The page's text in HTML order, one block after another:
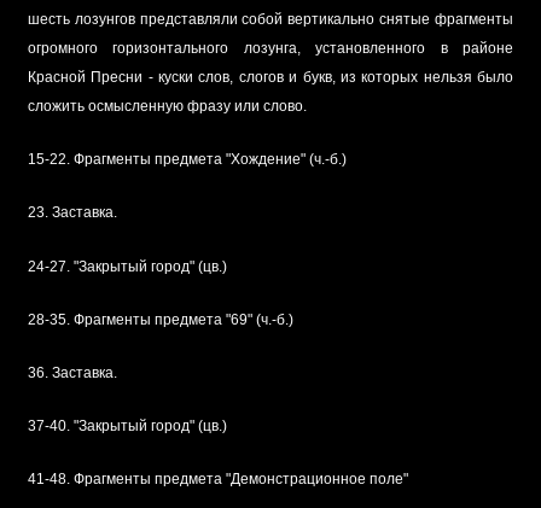
шесть лозунгов представляли собой вертикально снятые фрагменты
огромного горизонтального лозунга, установленного в районе
Красной Пресни - куски слов, слогов и букв, из которых нельзя было
сложить осмысленную фразу или слово.
15-22. Фрагменты предмета "Хождение" (ч.-б.)
23. Заставка.
24-27. "Закрытый город" (цв.)
28-35. Фрагменты предмета "69" (ч.-б.)
36. Заставка.
37-40. "Закрытый город" (цв.)
41-48. Фрагменты предмета "Демонстрационное поле"